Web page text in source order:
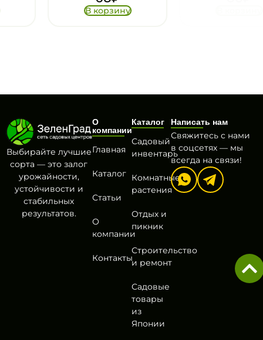
В корзину
Выбирайте лучшие
сорта — это залог
урожайности,
устойчивости и
стабильных
результатов.
О
компании
Главная
Каталог
Статьи
О
компании
Контакты
Каталог
Садовый
инвентарь
Комнатные
растения
Отдых и
пикник
Строительство
и ремонт
Садовые
товары
из
Японии
Написать нам
Свяжитесь с нами
в соцсетях — мы
всегда на связи!